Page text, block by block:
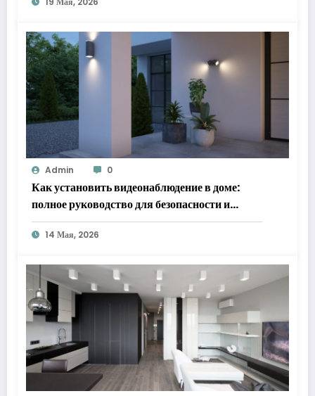
Admin 0
Как установить видеонаблюдение в доме:
полное руководство для безопасности и
спокойствия
14 Мая, 2026